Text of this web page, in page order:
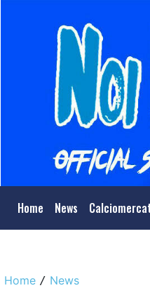
Home News
Home / News